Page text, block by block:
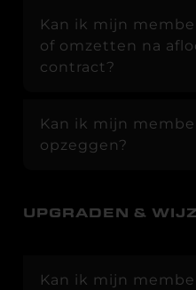
Kan ik mijn
of omzetten na
contract?
Kan ik mijn
opzeggen?
UPGRADEN &
Kan ik mijn